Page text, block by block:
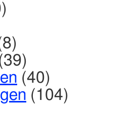
(40)
(104)